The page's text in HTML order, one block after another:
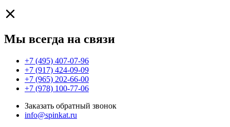
Мы всегда на связи
+7 (495) 407-07-96
+7 (917) 424-09-09
+7 (965) 202-66-00
+7 (978) 100-77-06
Заказать обратный звонок
info@spinkat.ru